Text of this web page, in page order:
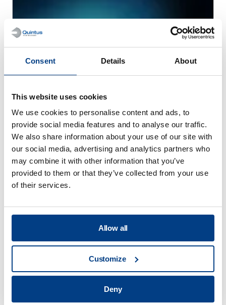
Consent Details About
This website uses cookies
We use cookies to personalise content and ads, to
provide social media features and to analyse our traffic.
We also share information about your use of our site with
our social media, advertising and analytics partners who
may combine it with other information that you’ve
provided to them or that they’ve collected from your use
of their services.
Allow all
Customize
Deny
WHITE PAPER
Analyse du débit et des coûts de
production des batteries à l’état solide